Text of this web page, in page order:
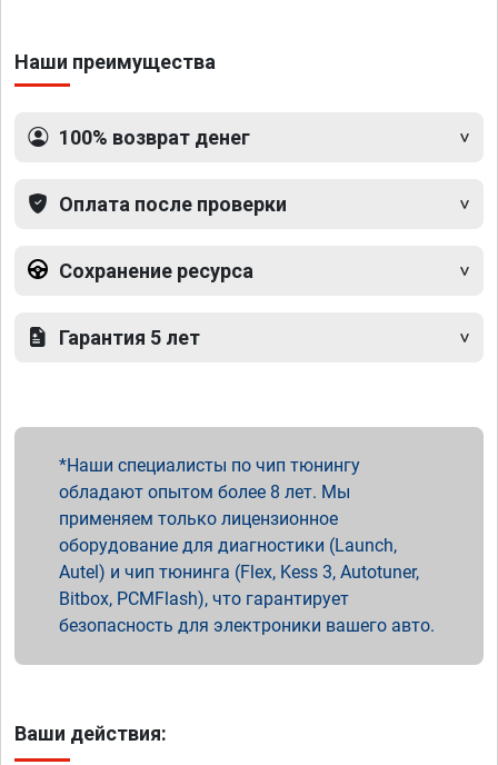
Наши преимущества
100% возврат денег
Оплата после проверки
Сохранение ресурса
Гарантия 5 лет
Наши специалисты по чип тюнингу
обладают опытом более 8 лет. Мы
применяем только лицензионное
оборудование для диагностики (Launch,
Autel) и чип тюнинга (Flex, Kess 3, Autotuner,
Bitbox, PCMFlash), что гарантирует
безопасность для электроники вашего авто.
Ваши действия: